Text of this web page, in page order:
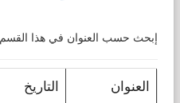
إبحث حسب العنوان في هذا القسم
العنوان التاريخ